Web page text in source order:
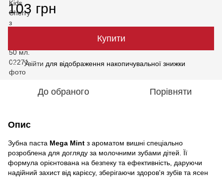
103 грн
Купити
% Увійти для відображення накопичувальної знижки
До обраного Порівняти
Опис
Зубна паста Mega Mint з ароматом вишні спеціально
розроблена для догляду за молочними зубами дітей. Її
формула орієнтована на безпеку та ефективність, даруючи
надійний захист від карієсу, зберігаючи здоров'я зубів та ясен